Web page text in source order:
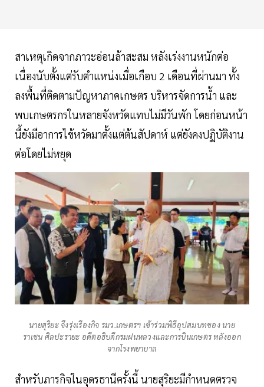
สาเหตุเกิดจากภาวะอ่อนล้าสะสม หลังเร่งงานหนักต่อ
เนื่องนับตั้งแต่รับตำแหน่งเมื่อเกือบ 2 เดือนที่ผ่านมา ทั้ง
ลงพื้นที่ติดตามปัญหาภาคเกษตร บริหารจัดการน้ำ และ
พบเกษตรกรในหลายจังหวัดแทบไม่มีวันพัก โดยก่อนหน้า
นี้ยังมีอาการไข้หวัดมาตั้งแต่ต้นสัปดาห์ แต่ยังคงปฏิบัติงาน
ต่อโดยไม่หยุด
นายสุริยะ จึงรุ่งเรืองกิจ รมว.เกษตรฯ เข้าร่วมพิธีอุปสมบทของ นาย
ราเชน ศิลปะรายะ อดีตอธิบดีกรมฝนหลวงและการบินเกษตร หลังออก
จากโรงพยาบาล
สำหรับภารกิจในอุดรธานีครั้งนี้ นายสุริยะมีกำหนดตรวจ